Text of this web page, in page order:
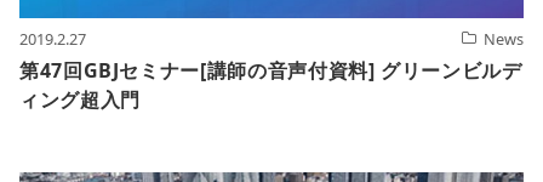
2019.2.27 News
第47回GBJセミナー[講師の音声付資料] グリーンビルデ
ィング超入門